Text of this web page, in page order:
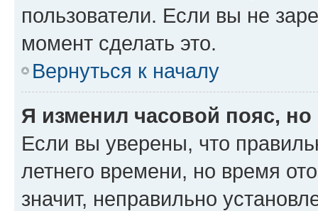
пользователи. Если вы не
момент сделать это.
Вернуться к началу
Я изменил часовой пояс,
Если вы уверены, что
летнего времени, но время
значит, неправильно